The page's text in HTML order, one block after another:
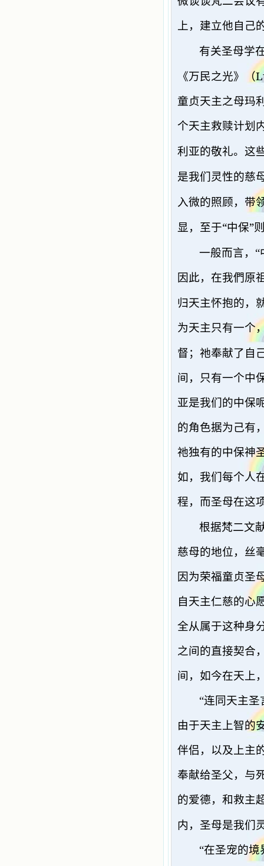
上，建立他自己
有关圣母学
《万民之光》（
童贞天主之母玛
个天主救赎计划
利亚的敬礼。这
是我们灵性的慈
入微的照顾，带
显，至于“中保”
一般而言，“
因此，在我們原
归天主怀抱的，
为天主只有一个
督；祂奉献了自
间，只有一个中
亚是我们的中保
的角色据为己有
祂独有的中保神
如，我们每个人
程，而圣母在这
根据梵二文
慈母的地位，丝
因为荣福童贞圣
自天主仁慈的心
全从属于这种身
之间的直接契合
间，如今在天上
“连同天主
由于天主上智的
伴侣，以及上主
奉献给圣父，与
的爱德，和救主
内，圣母是我们
“在圣宠的